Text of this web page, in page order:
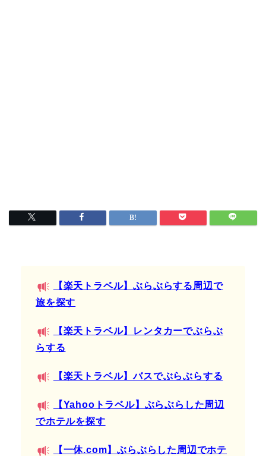
【楽天トラベル】ぶらぶらする周辺で
旅を探す
【楽天トラベル】レンタカーでぶらぶ
らする
【楽天トラベル】バスでぶらぶらする
【Yahooトラベル】ぶらぶらした周辺
でホテルを探す
【一休.com】ぶらぶらした周辺でホテ